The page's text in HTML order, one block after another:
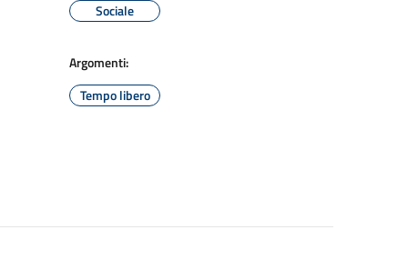
Sociale
Argomenti:
Tempo libero